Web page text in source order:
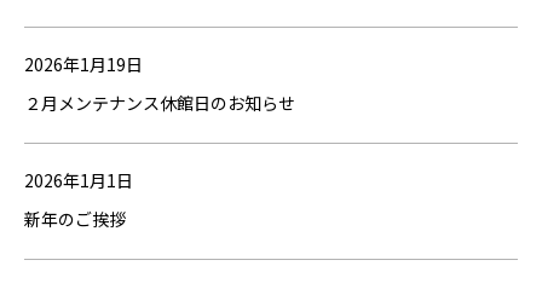
2026年1月19日
２月メンテナンス休館日のお知らせ
2026年1月1日
新年のご挨拶